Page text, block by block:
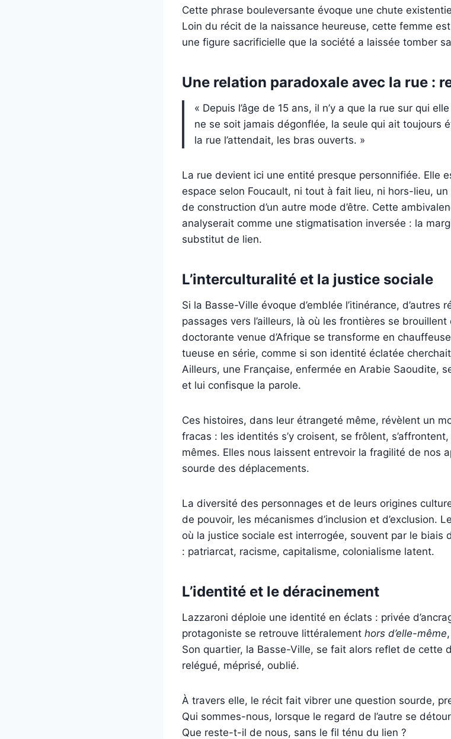
Cette phrase bouleversante évoque une chute
Loin du récit de la naissance heureuse, cette femme
une figure sacrificielle que la société a laissée tomber
Une relation paradoxale avec la rue :
« Depuis l’âge de 15 ans, il n’y a que la rue sur qui
ne se soit jamais dégonflée, la seule qui ait toujours
la rue l’attendait, les bras ouverts. »
La rue devient ici une entité presque personnifiée. Elle
espace selon Foucault, ni tout à fait lieu, ni hors-lieu, un
de construction d’un autre mode d’être. Cette
analyserait comme une stigmatisation inversée : la
substitut de lien.
L’interculturalité et la justice sociale
Si la Basse-Ville évoque d’emblée l’itinérance, d’autres
passages vers l’ailleurs, là où les frontières se
doctorante venue d’Afrique se transforme en
tueuse en série, comme si son identité éclatée
Ailleurs, une Française, enfermée en Arabie Saoudite,
et lui confisque la parole.
Ces histoires, dans leur étrangeté même, révèlent un
fracas : les identités s’y croisent, se frôlent,
mêmes. Elles nous laissent entrevoir la fragilité de nos
sourde des déplacements.
La diversité des personnages et de leurs origines
de pouvoir, les mécanismes d’inclusion et d’exclusion.
où la justice sociale est interrogée, souvent par le biais
: patriarcat, racisme, capitalisme, colonialisme latent.
L’identité et le déracinement
Lazzaroni déploie une identité en éclats : privée
protagoniste se retrouve littéralement hors d’elle-même
Son quartier, la Basse-Ville, se fait alors reflet de cette
relégué, méprisé, oublié.
À travers elle, le récit fait vibrer une question sourde,
Qui sommes-nous, lorsque le regard de l’autre se
Que reste-t-il de nous, sans le fil ténu du lien ?